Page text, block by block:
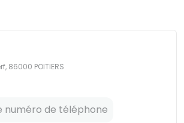
86000 POITIERS
numéro de téléphone